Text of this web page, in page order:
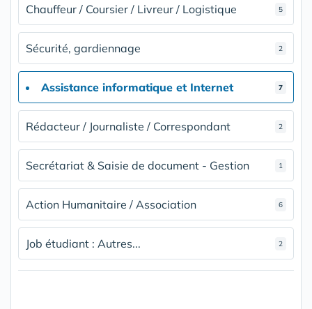
Chauffeur / Coursier / Livreur / Logistique 5
Sécurité, gardiennage 2
Assistance informatique et Internet 7
Rédacteur / Journaliste / Correspondant 2
Secrétariat & Saisie de document - Gestion 1
Action Humanitaire / Association 6
Job étudiant : Autres... 2